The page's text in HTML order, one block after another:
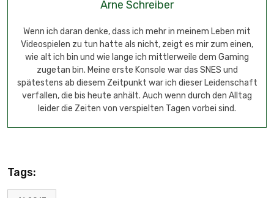
Arne Schreiber
Wenn ich daran denke, dass ich mehr in meinem Leben mit
Videospielen zu tun hatte als nicht, zeigt es mir zum einen,
wie alt ich bin und wie lange ich mittlerweile dem Gaming
zugetan bin. Meine erste Konsole war das SNES und
spätestens ab diesem Zeitpunkt war ich dieser Leidenschaft
verfallen, die bis heute anhält. Auch wenn durch den Alltag
leider die Zeiten von verspielten Tagen vorbei sind.
Tags: